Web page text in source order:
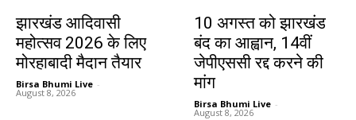
झारखंड आदिवासी
महोत्सव 2026 के लिए
मोरहाबादी मैदान तैयार
Birsa Bhumi Live -
August 8, 2026
10 अगस्त को झारखंड
बंद का आह्वान, 14वीं
जेपीएससी रद्द करने की
मांग
Birsa Bhumi Live -
August 8, 2026